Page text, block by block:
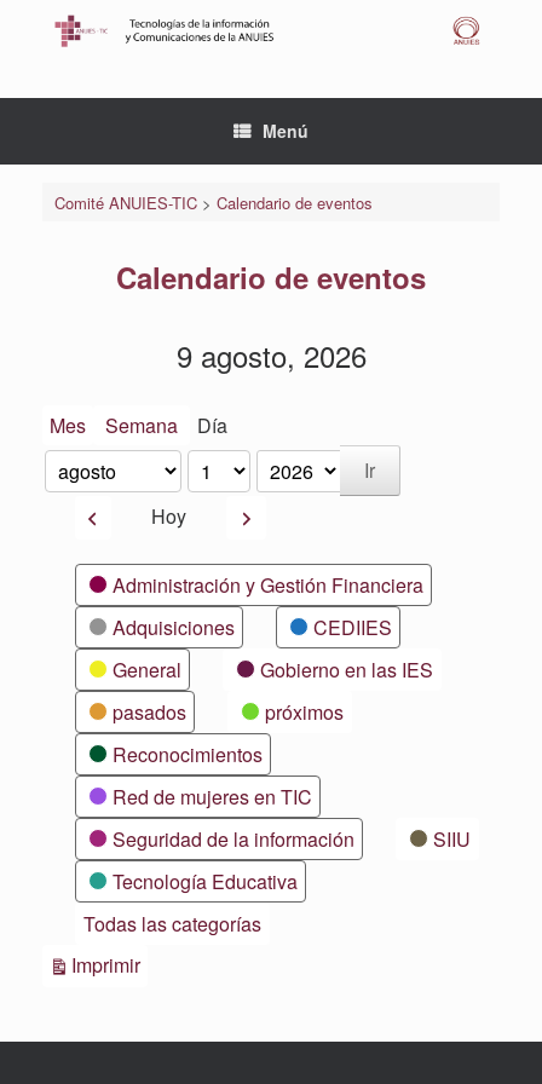
Menú
Comité ANUIES-TIC> Calendario de eventos
Calendario de eventos
9 agosto, 2026
Mes Semana Día
Mes
Día
Año
AnteriorHoy Siguiente
CategoríasAdministración y Gestión Financiera
Adquisiciones
CEDIIES
General
Gobierno en las IES
pasados
próximos
Reconocimientos
Red de mujeres en TIC
Seguridad de la información
SIIU
Tecnología Educativa
Todas las categorías
ImprimirVistas